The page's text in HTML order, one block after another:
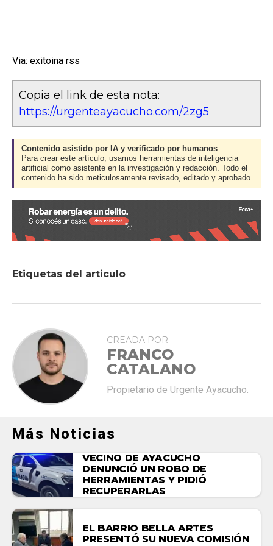
Via: exitoina rss
Copia el link de esta nota:
https://urgenteayacucho.com/2zg5
Contenido asistido por IA y verificado por humanos
Para crear este artículo, usamos herramientas de inteligencia
artificial como asistente en la investigación y redacción. Todo el
contenido ha sido meticulosamente revisado, editado y aprobado.
Etiquetas del articulo
CREADA POR
FRANCO
CATALANO
Propietario de Urgente Ayacucho.
Más Noticias
VECINO DE AYACUCHO
DENUNCIÓ UN ROBO DE
HERRAMIENTAS Y PIDIÓ
RECUPERARLAS
EL BARRIO BELLA ARTES
PRESENTÓ SU NUEVA COMISIÓN